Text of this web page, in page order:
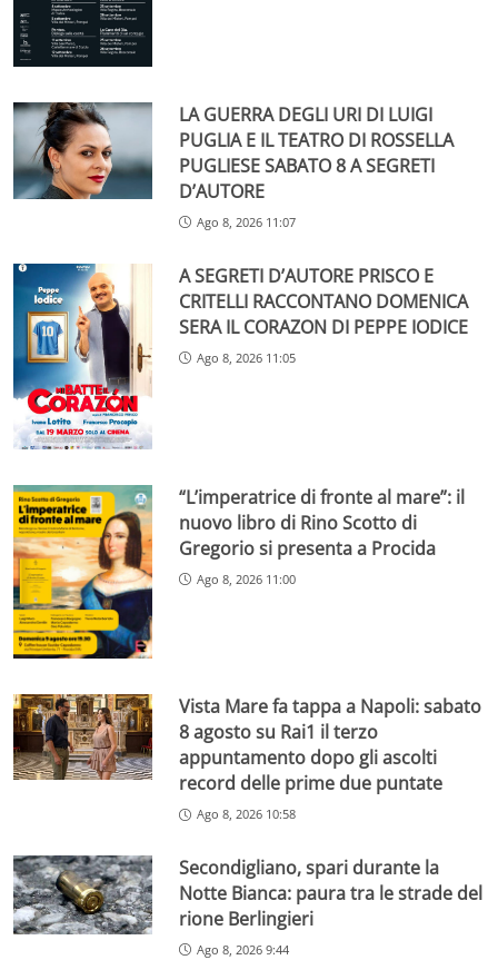
LA GUERRA DEGLI URI DI LUIGI
PUGLIA E IL TEATRO DI ROSSELLA
PUGLIESE SABATO 8 A SEGRETI
D’AUTORE
Ago 8, 2026 11:07
A SEGRETI D’AUTORE PRISCO E
CRITELLI RACCONTANO DOMENICA
SERA IL CORAZON DI PEPPE IODICE
Ago 8, 2026 11:05
“L’imperatrice di fronte al mare”: il
nuovo libro di Rino Scotto di
Gregorio si presenta a Procida
Ago 8, 2026 11:00
Vista Mare fa tappa a Napoli: sabato
8 agosto su Rai1 il terzo
appuntamento dopo gli ascolti
record delle prime due puntate
Ago 8, 2026 10:58
Secondigliano, spari durante la
Notte Bianca: paura tra le strade del
rione Berlingieri
Ago 8, 2026 9:44